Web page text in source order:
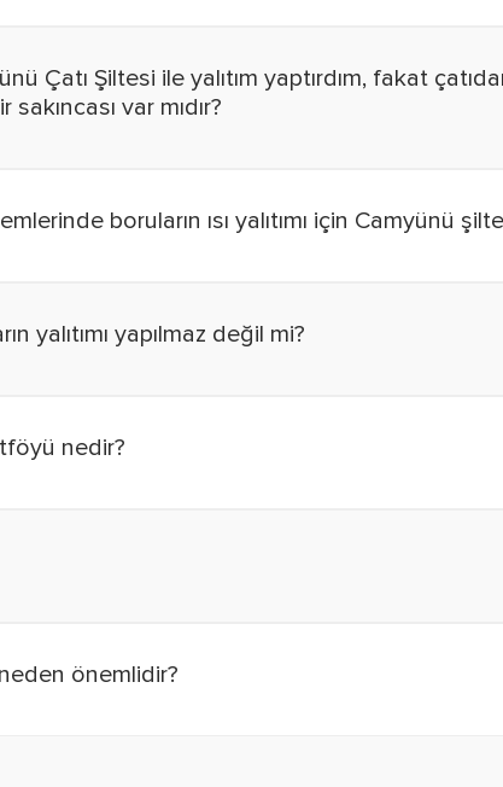
Çatı Şiltesi ile yalıtım yaptırdım, fakat
var mıdır?
boruların ısı yalıtımı için Camyünü
yalıtımı yapılmaz değil mi?
nedir?
önemlidir?